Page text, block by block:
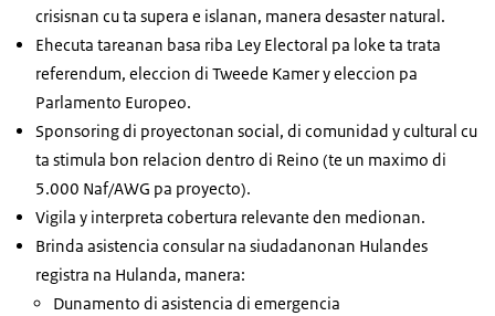
crisisnan cu ta supera e islanan, manera desaster natural.
Ehecuta tareanan basa riba Ley Electoral pa loke ta trata
referendum, eleccion di Tweede Kamer y eleccion pa
Parlamento Europeo.
Sponsoring di proyectonan social, di comunidad y cultural cu
ta stimula bon relacion dentro di Reino (te un maximo di
5.000 Naf/AWG pa proyecto).
Vigila y interpreta cobertura relevante den medionan.
Brinda asistencia consular na siudadanonan Hulandes
registra na Hulanda, manera:
Dunamento di asistencia di emergencia